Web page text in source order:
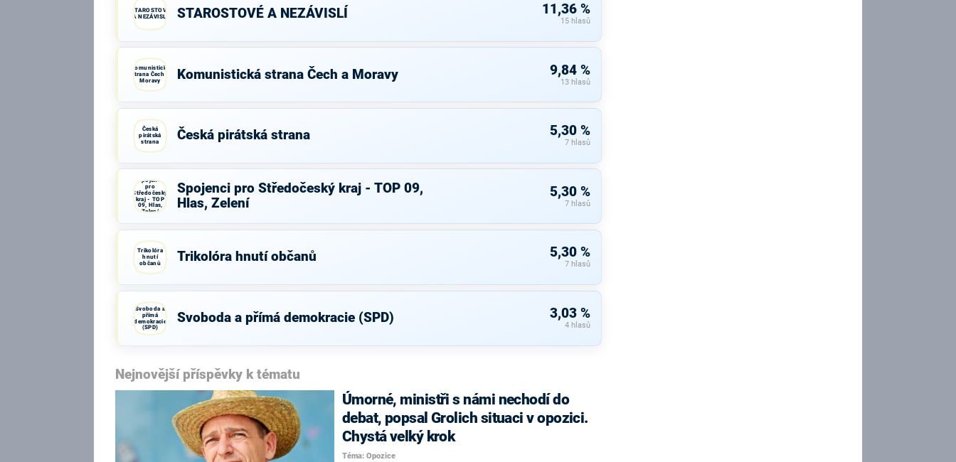
STAROSTOVÉ
A NEZÁVISLÍ
STAROSTOVÉ A NEZÁVISLÍ 11,36 %
15 hlasů
Komunistická
strana Čech a
Moravy
Komunistická strana Čech a Moravy 9,84 %
13 hlasů
Česká
pirátská
strana
Česká pirátská strana 5,30 %
7 hlasů
Spojenci
pro
Středočeský
kraj - TOP
09, Hlas,
Zelení
Spojenci pro Středočeský kraj - TOP 09,
Hlas, Zelení
5,30 %
7 hlasů
Trikolóra
hnutí
občanů
Trikolóra hnutí občanů 5,30 %
7 hlasů
Svoboda a
přímá
demokracie
(SPD)
Svoboda a přímá demokracie (SPD) 3,03 %
4 hlasů
Nejnovější příspěvky k tématu
Úmorné, ministři s námi nechodí do
debat, popsal Grolich situaci v opozici.
Chystá velký krok
Téma: Opozice